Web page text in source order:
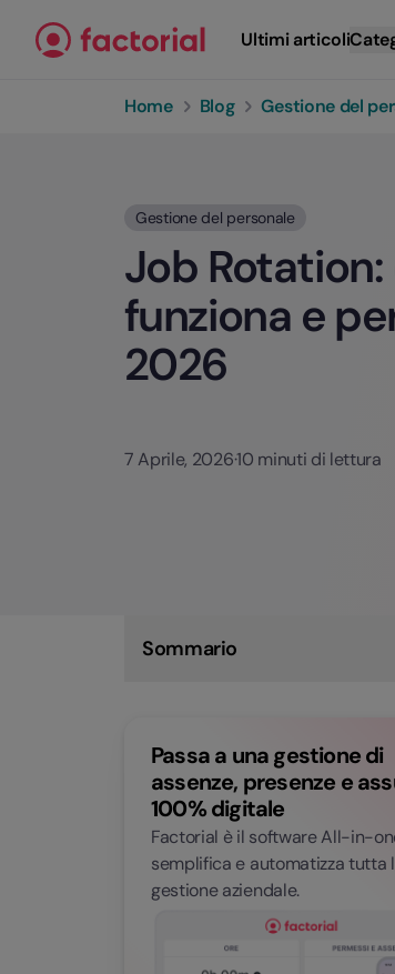
Ultimi articoli
Home Blog Gestione del
Gestione del personale
Job Rotation:
funziona e
2026
7 Aprile, 2026·10 minuti di lettura
Sommario
I vantaggi della job rotation per le
Come implementare un programma
rotation in azienda
Limiti e rischi della job rotation
Conclusioni sulla job rotation
Domande frequenti sulla job rotation
Passa a una gestione di
assenze, presenze e
100% digitale
Factorial è il software All-in-
semplifica e automatizza tutta
gestione aziendale.